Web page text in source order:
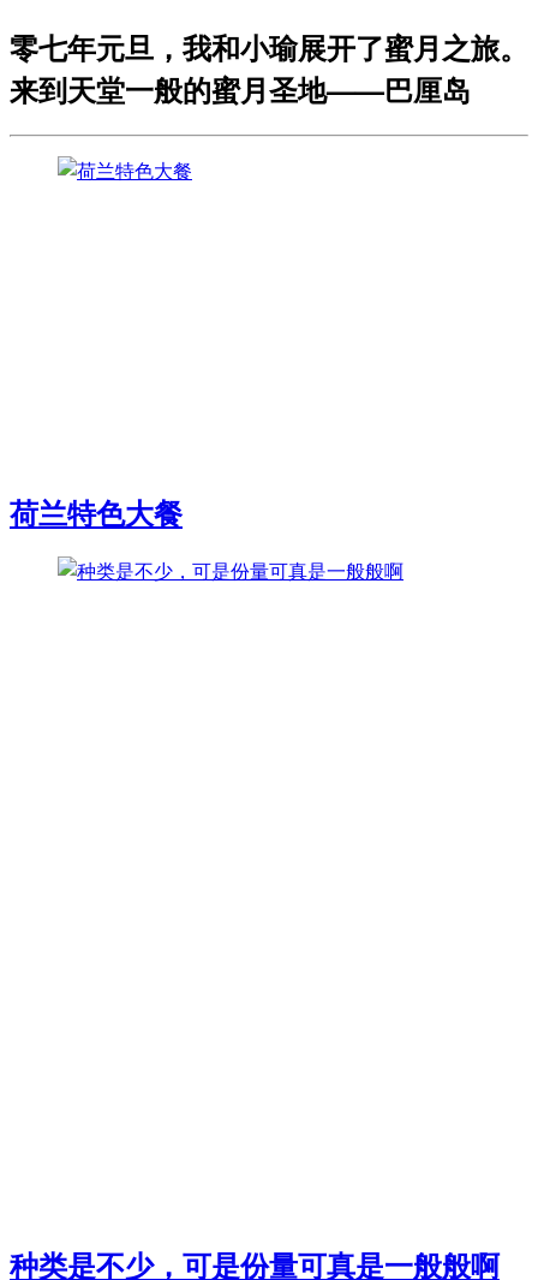
零七年元旦，我和小瑜展开了蜜月之旅。
来到天堂一般的蜜月圣地——巴厘岛
荷兰特色大餐
种类是不少，可是份量可真是一般般啊